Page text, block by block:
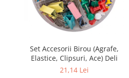
Set Accesorii Birou (Agrafe,
Elastice, Clipsuri, Ace) Deli
21,14 Lei